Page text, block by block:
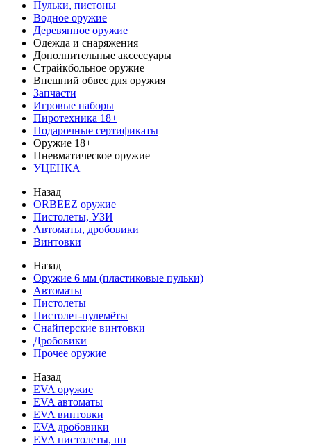
Пульки, пистоны
Водное оружие
Деревянное оружие
Одежда и снаряжения
Дополнительные аксессуары
Страйкбольное оружие
Внешний обвес для оружия
Запчасти
Игровые наборы
Пиротехника 18+
Подарочные сертификаты
Оружие 18+
Пневматическое оружие
УЦЕНКА
Назад
ORBEEZ оружие
Пистолеты, УЗИ
Автоматы, дробовики
Винтовки
Назад
Оружие 6 мм (пластиковые пульки)
Автоматы
Пистолеты
Пистолет-пулемёты
Снайперские винтовки
Дробовики
Прочее оружие
Назад
EVA оружие
EVA автоматы
EVA винтовки
EVA дробовики
EVA пистолеты, пп